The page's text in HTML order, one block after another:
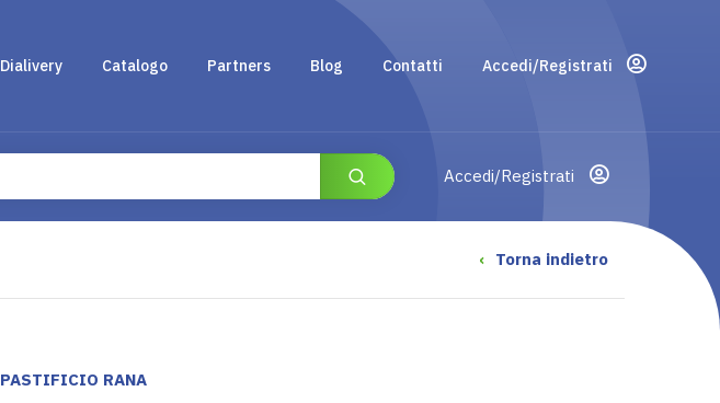
Dialivery Catalogo Partners Blog Contatti Accedi/Registrati
Accedi/Registrati
‹ Torna indietro
PASTIFICIO RANA